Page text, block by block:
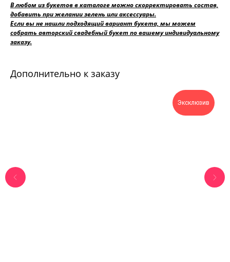
В любом из букетов в каталоге можно скорректировать состав,
добавить при желании зелень или аксессуары.
Если вы не нашли подходящий вариант букета, мы можем
собрать авторский свадебный букет по вашему индивидуальному
заказу.
Дополнительно к заказу
Эксклюзив